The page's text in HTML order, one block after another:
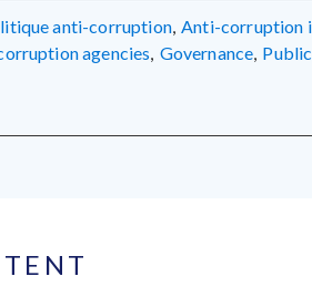
anti-corruption, anti-corruption
agencies, governance,